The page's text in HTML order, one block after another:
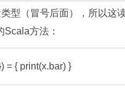
（冒号后面），所以这读
Scala方法：
= { print(x.bar) }